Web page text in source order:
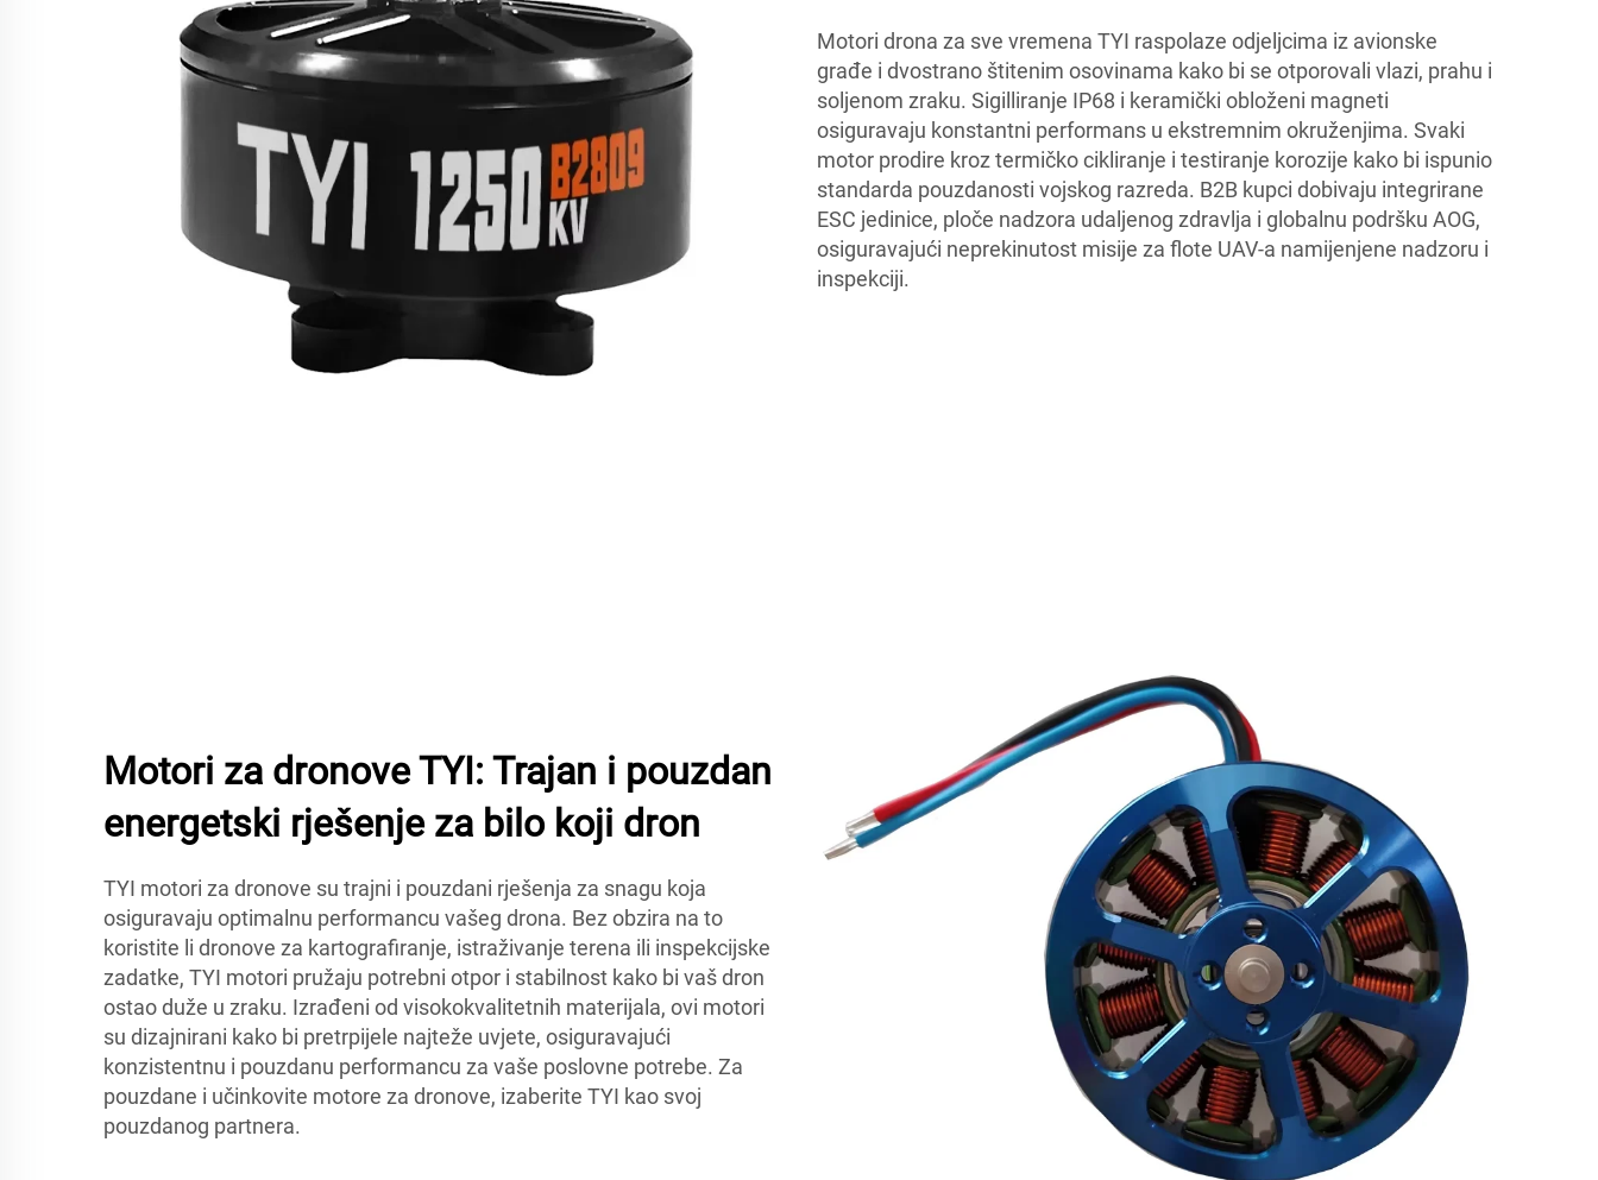
Motori drona za sve vremena TYI raspolaze odjeljcima iz avionske
građe i dvostrano štitenim osovinama kako bi se otporovali vlazi, prahu i
soljenom zraku. Sigilliranje IP68 i keramički obloženi magneti
osiguravaju konstantni performans u ekstremnim okruženjima. Svaki
motor prodire kroz termičko cikliranje i testiranje korozije kako bi ispunio
standarda pouzdanosti vojskog razreda. B2B kupci dobivaju integrirane
ESC jedinice, ploče nadzora udaljenog zdravlja i globalnu podršku AOG,
osiguravajući neprekinutost misije za flote UAV-a namijenjene nadzoru i
inspekciji.
Motori za dronove TYI: Trajan i pouzdan
energetski rješenje za bilo koji dron
TYI motori za dronove su trajni i pouzdani rješenja za snagu koja
osiguravaju optimalnu performancu vašeg drona. Bez obzira na to
koristite li dronove za kartografiranje, istraživanje terena ili inspekcijske
zadatke, TYI motori pružaju potrebni otpor i stabilnost kako bi vaš dron
ostao duže u zraku. Izrađeni od visokokvalitetnih materijala, ovi motori
su dizajnirani kako bi pretrpijele najteže uvjete, osiguravajući
konzistentnu i pouzdanu performancu za vaše poslovne potrebe. Za
pouzdane i učinkovite motore za dronove, izaberite TYI kao svoj
pouzdanog partnera.